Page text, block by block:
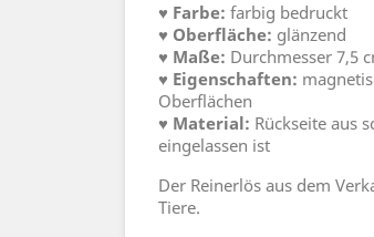
♥ Farbe: farbig bedruckt
♥ Oberfläche: glänzend
♥ Maße: Durchmesser 7,5
♥ Eigenschaften:
Oberflächen
♥ Material: Rückseite aus
eingelassen ist
Der Reinerlös aus dem
Tiere.